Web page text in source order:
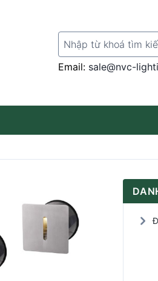
Search for:
Email: sale@nvc-
cầu thang
Thanh ray
Đèn LED rọi
Đèn LED
Đèn LED